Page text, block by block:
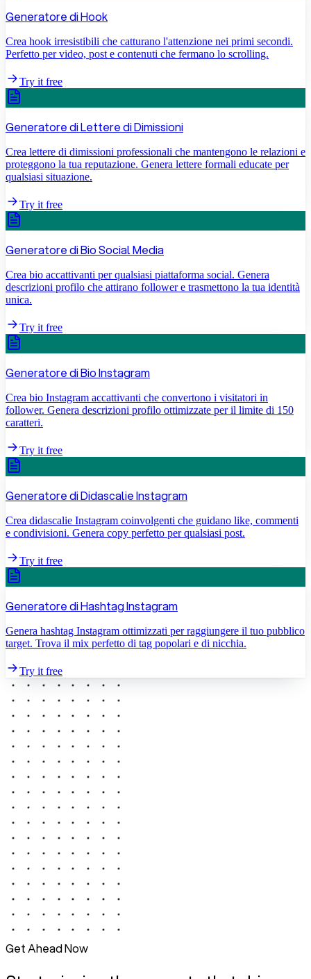
Generatore di Hook
Crea hook irresistibili che catturano l'attenzione nei primi secondi.
Perfetto per video, post e contenuti che fermano lo scrolling.
Try it free
Generatore di Lettere di Dimissioni
Crea lettere di dimissioni professionali che mantengono le relazioni e
proteggono la tua reputazione. Genera lettere formali educate per
qualsiasi situazione.
Try it free
Generatore di Bio Social Media
Crea bio accattivanti per qualsiasi piattaforma social. Genera
descrizioni profilo che attirano follower e trasmettono la tua identità
unica.
Try it free
Generatore di Bio Instagram
Crea bio Instagram accattivanti che convertono i visitatori in
follower. Genera descrizioni profilo ottimizzate per il limite di 150
caratteri.
Try it free
Generatore di Didascalie Instagram
Crea didascalie Instagram coinvolgenti che guidano like, commenti
e condivisioni. Genera copy perfetto per qualsiasi post.
Try it free
Generatore di Hashtag Instagram
Genera hashtag Instagram ottimizzati per raggiungere il tuo pubblico
target. Trova il mix perfetto di tag popolari e di nicchia.
Try it free
Get Ahead Now